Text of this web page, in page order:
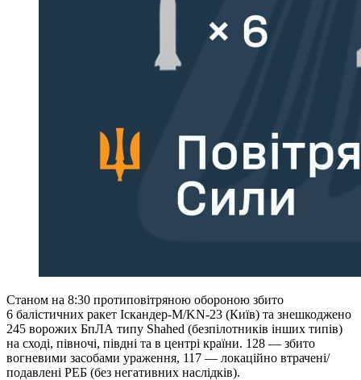
Станом на 8:30 протиповітряною обороною збито
6 балістичних ракет Іскандер-М/KN-23 (Київ) та знешкоджено
245 ворожих БпЛА типу Shahed (безпілотників інших типів)
на сході, півночі, півдні та в центрі країни. 128 — збито
вогневими засобами ураження, 117 — локаційно втрачені/
подавлені РЕБ (без негативних наслідків).